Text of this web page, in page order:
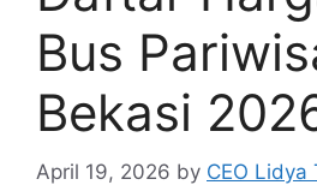
Bus
Bekasi
April 19, 2026 by CEO Lidya